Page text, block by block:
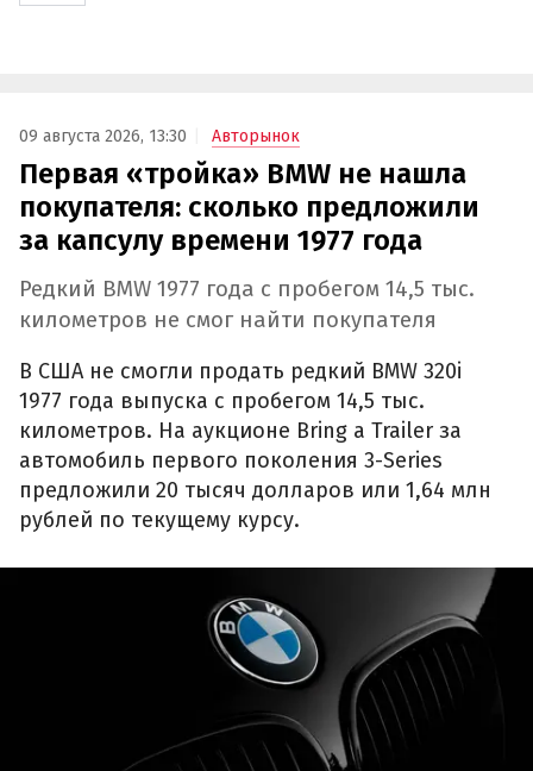
09 августа 2026, 13:30 Авторынок
Первая «тройка» BMW не нашла
покупателя: сколько предложили
за капсулу времени 1977 года
Редкий BMW 1977 года с пробегом 14,5 тыс.
километров не смог найти покупателя
В США не смогли продать редкий BMW 320i
1977 года выпуска с пробегом 14,5 тыс.
километров. На аукционе Bring a Trailer за
автомобиль первого поколения 3-Series
предложили 20 тысяч долларов или 1,64 млн
рублей по текущему курсу.